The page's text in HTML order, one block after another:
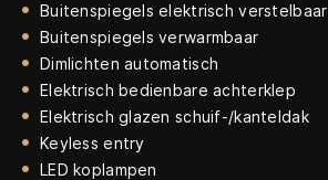
Buitenspiegels elektrisch verstelbaar
Buitenspiegels verwarmbaar
Dimlichten automatisch
Elektrisch bedienbare achterklep
Elektrisch glazen schuif-/kanteldak
Keyless entry
LED koplampen